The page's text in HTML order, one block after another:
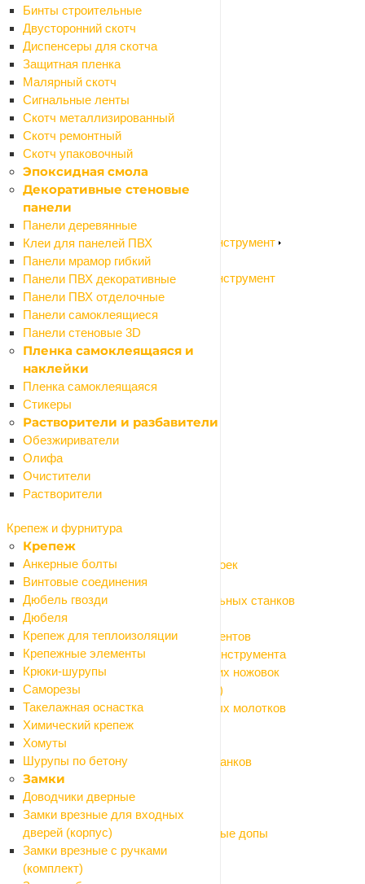
Бинты строительные
Двусторонний скотч
Диспенсеры для скотча
Защитная пленка
Малярный скотч
Сигнальные ленты
Скотч металлизированный
Скотч ремонтный
Скотч упаковочный
Эпоксидная смола
Декоративные стеновые
панели
Панели деревянные
Клеи для панелей ПВХ
Панели мрамор гибкий
Панели ПВХ декоративные
Панели ПВХ отделочные
Панели самоклеящиеся
Панели стеновые 3D
Пленка самоклеящаяся и
наклейки
Пленка самоклеящаяся
Стикеры
Растворители и разбавители
Обезжириватели
Олифа
Очистители
Растворители
Крепеж и фурнитура
Крепеж
Анкерные болты
Винтовые соединения
Дюбель гвозди
Дюбеля
Крепеж для теплоизоляции
Крепежные элементы
Крюки-шурупы
Саморезы
Такелажная оснастка
Химический крепеж
Хомуты
Шурупы по бетону
Замки
Доводчики дверные
Замки врезные для входных
дверей (корпус)
Замки врезные с ручками
(комплект)
Отвертки
Пистолеты для пены и герметиков
Шарнирно-губцевый инструмент
Резьбонарезной инструмент
Столярный инструмент
Зажимный инструмент
Такелаж
Измерительный инструмент
Назад
Измерительный инструмент
Измерительный инструмент
Измерительный инструмент ручной
Разметочный инструмент
Садовый электроинструмент и бензоинструмент
Назад
Садовый электроинструмент и бензоинструмент
Воздуходувки
Высоторезы
Газонокосилки колесные
Газонокосилки ручные (триммеры)
Измельчители садовые
Культиваторы
Кусторезы
Мойки высокого давления
Мотоприводы
Опрыскиватели
Пилы цепные
Расходные материалы и оснастка
Расходные материалы и оснастка
Аккумуляторы, зарядные устройства
Аксессуары и моющие средства для моек
Биты, насадки на шуруповерт
Оснастка для болгарки (УШМ) и точильных станков
Оснастка для дрелей и граверов
Оснастка для измерительных инструментов
Оснастка для клеящего и крепежного инструмента
Оснастка для лобзиков и электрических ножовок
Оснастка для мультитула (реноватора)
Оснастка для перфораторов и отбойных молотков
Оснастка для пил дисковых
Оснастка для пылесосов
Оснастка для фрезеров, рубанков и станков
Оснастка для садовых инструментов
Пневмоинструмент
Щетки графит (коллекторные)
Электроды, маски сварочные, сварочные допы
Умный дом
Сантехника